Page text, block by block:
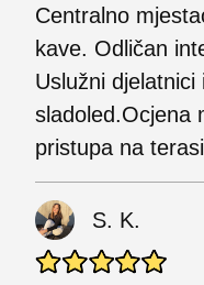
Centralno
kave. Odličan
Uslužni djelatnici
sladoled.Ocjena
pristupa na terasi
S. K.